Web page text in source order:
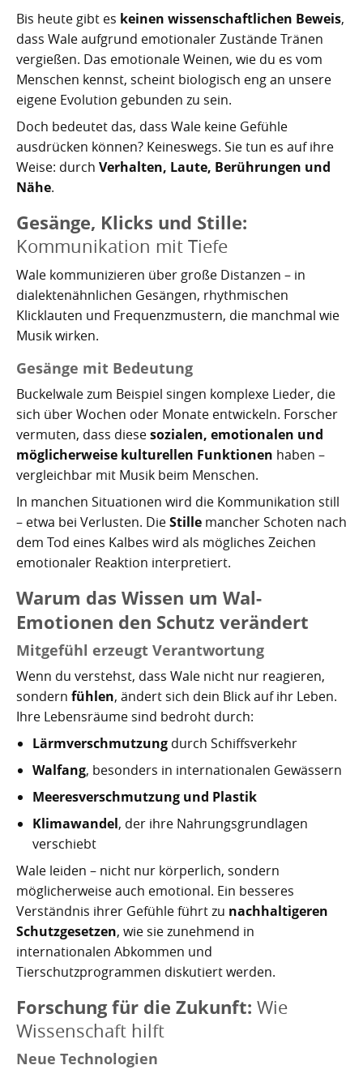
Bis heute gibt es keinen wissenschaftlichen Beweis,
dass Wale aufgrund emotionaler Zustände Tränen
vergießen. Das emotionale Weinen, wie du es vom
Menschen kennst, scheint biologisch eng an unsere
eigene Evolution gebunden zu sein.
Doch bedeutet das, dass Wale keine Gefühle
ausdrücken können? Keineswegs. Sie tun es auf ihre
Weise: durch Verhalten, Laute, Berührungen und
Nähe.
Gesänge, Klicks und Stille:
Kommunikation mit Tiefe
Wale kommunizieren über große Distanzen – in
dialektenähnlichen Gesängen, rhythmischen
Klicklauten und Frequenzmustern, die manchmal wie
Musik wirken.
Gesänge mit Bedeutung
Buckelwale zum Beispiel singen komplexe Lieder, die
sich über Wochen oder Monate entwickeln. Forscher
vermuten, dass diesesozialen, emotionalen und
möglicherweise kulturellen Funktionen haben –
vergleichbar mit Musik beim Menschen.
In manchen Situationen wird die Kommunikation still
– etwa bei Verlusten. DieStille mancher Schoten nach
dem Tod eines Kalbes wird als mögliches Zeichen
emotionaler Reaktion interpretiert.
Warum das Wissen um Wal-
Emotionen den Schutz verändert
Mitgefühl erzeugt Verantwortung
Wenn du verstehst, dass Wale nicht nur reagieren,
sondern fühlen, ändert sich dein Blick auf ihr Leben.
Ihre Lebensräume sind bedroht durch:
Lärmverschmutzung durch Schiffsverkehr
Walfang, besonders in internationalen Gewässern
Meeresverschmutzung und Plastik
Klimawandel, der ihre Nahrungsgrundlagen
verschiebt
Wale leiden – nicht nur körperlich, sondern
möglicherweise auch emotional. Ein besseres
Verständnis ihrer Gefühle führt zu nachhaltigeren
Schutzgesetzen, wie sie zunehmend in
internationalen Abkommen und
Tierschutzprogrammen diskutiert werden.
Forschung für die Zukunft: Wie
Wissenschaft hilft
Neue Technologien